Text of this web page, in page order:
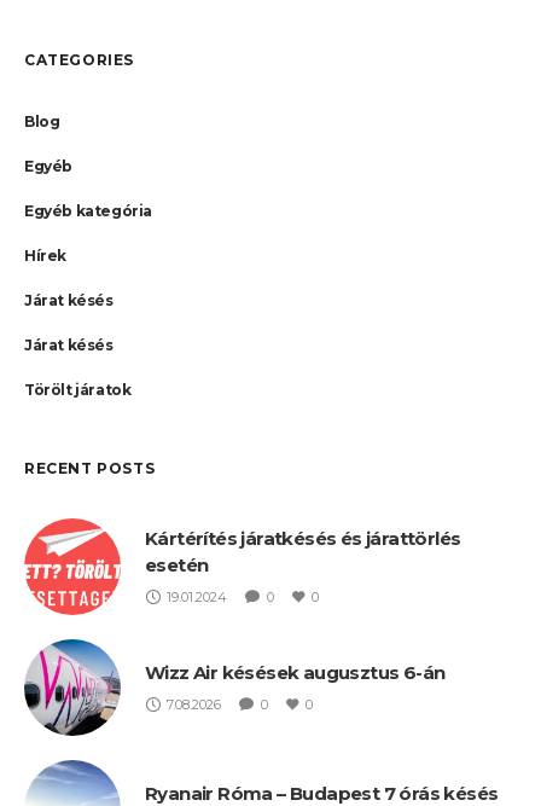
CATEGORIES
Blog
Egyéb
Egyéb kategória
Hírek
Járat késés
Járat késés
Törölt járatok
RECENT POSTS
Kártérítés járatkésés és járattörlés
esetén
19.01.2024 0 0
Wizz Air késések augusztus 6-án
7.08.2026 0 0
Ryanair Róma – Budapest 7 órás késés